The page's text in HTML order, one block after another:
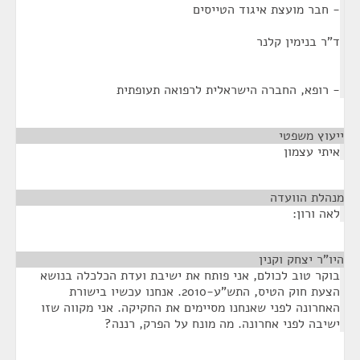
- חבר מועצת איגוד הטייסים
ד"ר בנימין קלנר
- רופא, החברה הישראלית לרפואה תעופתית
ייעוץ משפטי
איתי עצמון
מנהלת הוועדה
לאה ורון:
היו"ר יצחק וקנין
בוקר טוב לכולם, אני פותח את ישיבת ועדת הכלכלה בנושא
הצעת חוק הטיס, התש"ע-2010. אנחנו עכשיו בישורת
האחרונה לפני שאנחנו מסיימים את החקיקה. אני מקווה שזו
ישיבה לפני אחרונה. מה מונח על הפרק, רננה?